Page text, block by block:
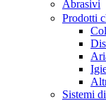
Abrasivi
Prodotti
Sistemi